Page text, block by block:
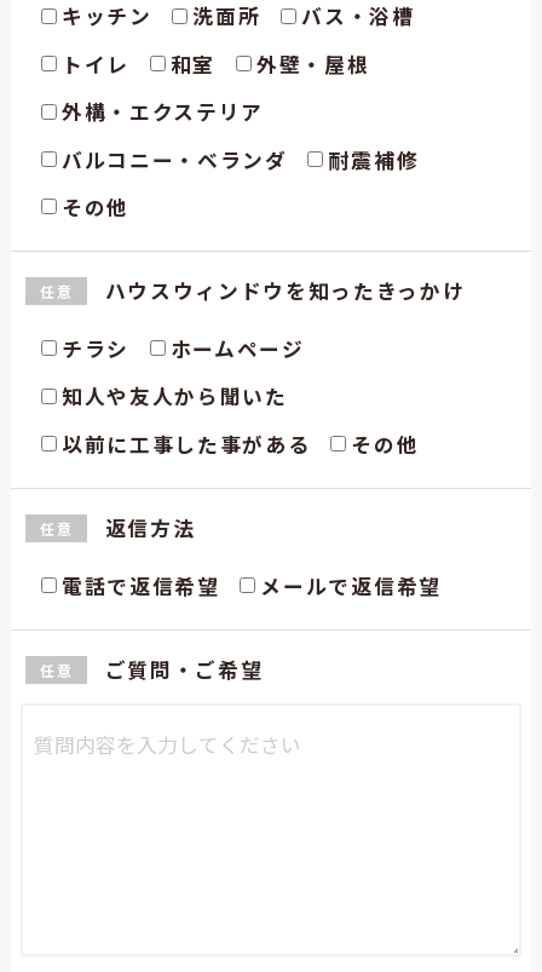
キッチン
洗面所
バス・浴槽
トイレ
和室
外壁・屋根
外構・エクステリア
バルコニー・ベランダ
耐震補修
その他
ハウスウィンドウを知ったきっかけ
任意
チラシ
ホームページ
知人や友人から聞いた
以前に工事した事がある
その他
返信方法
任意
電話で返信希望 メールで返信希望
ご質問・ご希望
任意